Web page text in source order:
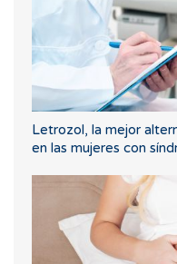
Letrozol, la mejor
en las mujeres con